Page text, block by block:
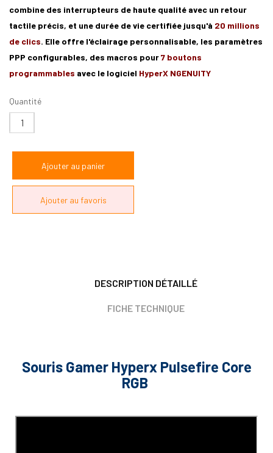
combine des interrupteurs de haute qualité avec un retour
tactile précis, et une durée de vie certifiée jusqu'à 20 millions
de clics. Elle offre l'éclairage personnalisable, les paramètres
PPP configurables, des macros pour7 boutons
programmables avec le logiciel HyperX NGENUITY
Quantité
DESCRIPTION DÉTAILLÉ
FICHE TECHNIQUE
Souris Gamer Hyperx Pulsefire Core
RGB